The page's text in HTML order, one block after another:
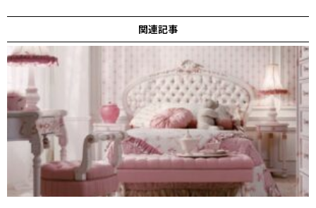
関連記事